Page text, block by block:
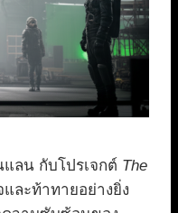
ลน กับโปรเจกต์ The
ละท้าทายอย่างยิ่ง